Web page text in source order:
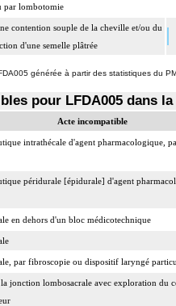
par lombotomie
contention souple de la cheville et/ou du
d'une semelle plâtrée
générée à partir des statistiques du
pour LFDA005 dans la
Acte incompatible
intrathécale d'agent pharmacologique,
péridurale [épidurale] d'agent
en dehors d'un bloc médicotechnique
par fibroscopie ou dispositif laryngé
la jonction lombosacrale avec exploration du